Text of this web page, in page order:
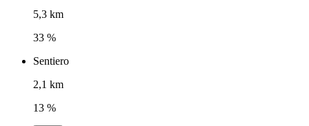
5,3 km
33 %
Sentiero
2,1 km
13 %